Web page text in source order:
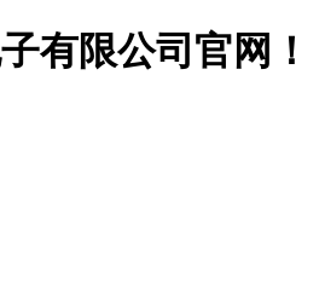
有限公司官网！